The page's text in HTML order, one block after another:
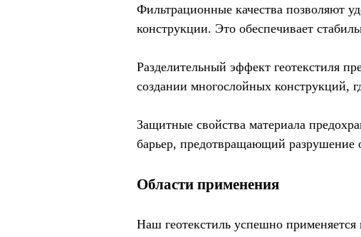
Фильтрационные качества позволяют
конструкции. Это обеспечивает
Разделительный эффект геотекстиля
создании многослойных конструкций,
Защитные свойства материала
барьер, предотвращающий разрушение
Области применения
Наш геотекстиль успешно применяется